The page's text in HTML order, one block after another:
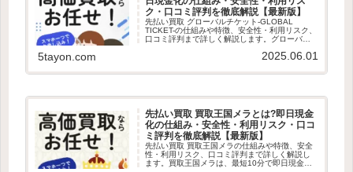
ク・口コミ評判を徹底解説【最新版】
先払い買取 グローバルチケット-GLOBAL
TICKET-の仕組みや特徴、安全性・利用リスク、
口コミ評判まで詳しく解説します。グローバル
が一切無い、最短10分で即日現金化できるLIN...
5tayon.com 2025.06.01
先払い買取 買取王国メラとは?即日現金
化の仕組み・安全性・利用リスク・口コ
ミ評判を徹底解説【最新版】
先払い買取 買取王国メラの仕組みや特徴、安全
性・利用リスク、口コミ評判まで詳しく解説し
ます。買取王国メラは、最短10分で即日現金化